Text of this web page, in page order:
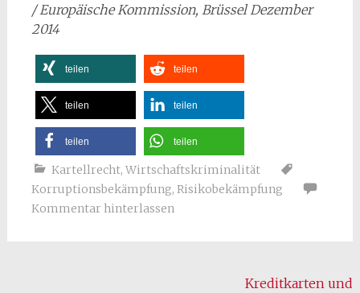
/Europäische Kommission, Brüssel Dezember
2014
teilen teilen
teilen teilen
teilen teilen
Kartellrecht, Wirtschaftskriminalität
Korruptionsbekämpfung, Risikobekämpfung
Kommentar hinterlassen
Kreditkarten und